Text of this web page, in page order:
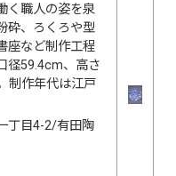
く職人の姿を泉
砕、ろくろや型
座など制作工程
径59.4cm、高さ
制作年代は江戸
丁目4-2/有田陶